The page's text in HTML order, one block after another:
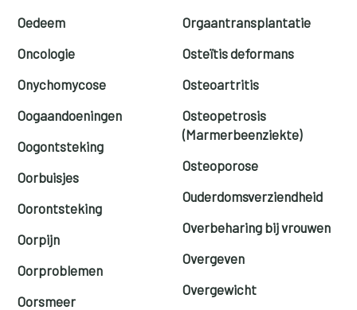
Oedeem
Oncologie
Onychomycose
Oogaandoeningen
Oogontsteking
Oorbuisjes
Oorontsteking
Oorpijn
Oorproblemen
Oorsmeer
Orgaantransplantatie
Osteïtis deformans
Osteoartritis
Osteopetrosis
(Marmerbeenziekte)
Osteoporose
Ouderdomsverziendheid
Overbeharing bij vrouwen
Overgeven
Overgewicht